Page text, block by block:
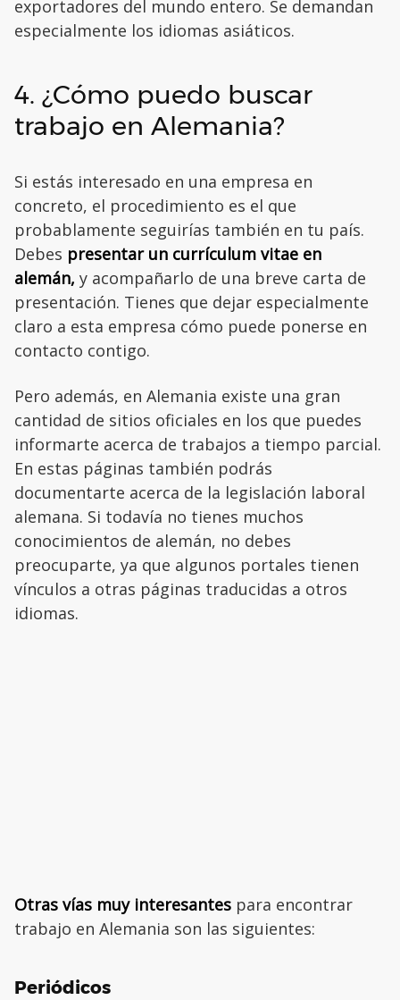
exportadores del mundo entero. Se demandan
especialmente los idiomas asiáticos.
4. ¿Cómo puedo buscar
trabajo en Alemania?
Si estás interesado en una empresa en
concreto, el procedimiento es el que
probablamente seguirías también en tu país.
Debes presentar un currículum vitae en
alemán, y acompañarlo de una breve carta de
presentación. Tienes que dejar especialmente
claro a esta empresa cómo puede ponerse en
contacto contigo.
Pero además, en Alemania existe una gran
cantidad de sitios oficiales en los que puedes
informarte acerca de trabajos a tiempo parcial.
En estas páginas también podrás
documentarte acerca de la legislación laboral
alemana. Si todavía no tienes muchos
conocimientos de alemán, no debes
preocuparte, ya que algunos portales tienen
vínculos a otras páginas traducidas a otros
idiomas.
Otras vías muy interesantes para encontrar
trabajo en Alemania son las siguientes:
Periódicos